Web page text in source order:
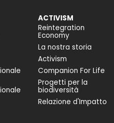
ACTIVISM
Reintegration
Economy
La nostra storia
Activism
Companion For Life
Progetti per la
biodiversità
Relazione d'Impatto